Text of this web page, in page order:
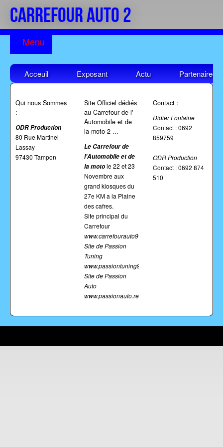
CARREFOUR AUTO 2
Acceuil Exposant Actu Partenaires
Qui nous Sommes
:
ODR Production
80 Rue Martinel
Lassay
97430 Tampon
Contact :
Didier Fontaine
Contact : 0692
859759
ODR Production
Contact : 0692 874
510
Site Officiel dédiés
au Carrefour de l'
Automobile et de
la moto 2 ...
LeCarrefour de
l'Automobile et de
la motole 22 et 23
Novembre aux
grand kiosques du
27e KM a la Plaine
des cafres.
Site principal du
Carrefour
www.carrefourauto974.fr
Site de Passion
Tuning
www.passiontuning974.fr
Site de Passion
Auto
www.passionauto.re